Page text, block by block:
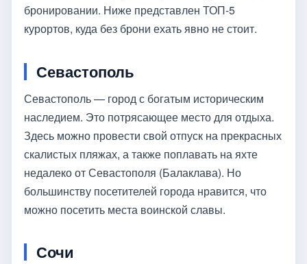
бронировании. Ниже представлен ТОП-5
курортов, куда без брони ехать явно не стоит.
Севастополь
Севастополь — город с богатым историческим
наследием. Это потрясающее место для отдыха.
Здесь можно провести свой отпуск на прекрасных
скалистых пляжах, а также поплавать на яхте
недалеко от Севастополя (Балаклава). Но
большинству посетителей города нравится, что
можно посетить места воинской славы.
Сочи